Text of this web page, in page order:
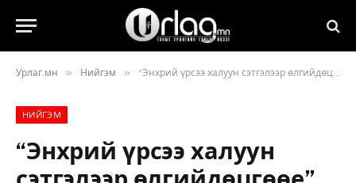
Урлаг.мн » Нийгэм » “Энхрий үрсээ халуун сэтгэлээр өлгийдөцгөөе” аянд нэгдэхийг уриалж байна
НИЙГЭМ
“Энхрий үрсээ халуун